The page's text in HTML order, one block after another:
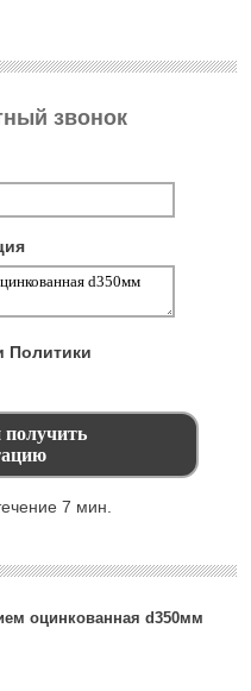
оцинкованная d350мм
звонок
Политики
7 мин.